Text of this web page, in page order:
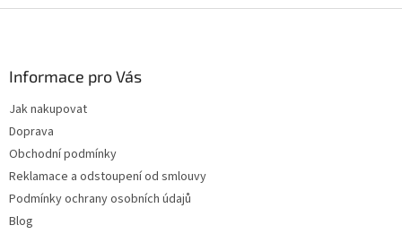
Informace pro Vás
Jak nakupovat
Doprava
Obchodní podmínky
Reklamace a odstoupení od smlouvy
Podmínky ochrany osobních údajů
Blog